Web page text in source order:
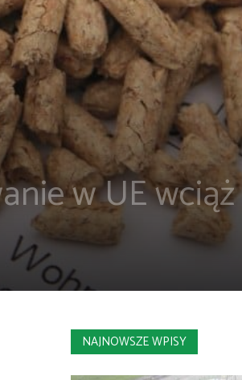
w UE
NAJNOWSZE WPISY